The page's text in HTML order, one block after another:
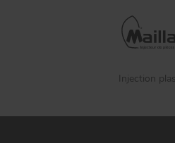
Injection